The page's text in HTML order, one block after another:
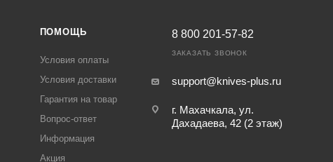
ПОМОЩЬ
Условия оплаты
Условия доставки
Гарантия на товар
Вопрос-ответ
Информация
Акция
8 800 201-57-82
ЗАКАЗАТЬ ЗВОНОК
support@knives-plus.ru
г. Махачкала, ул.
Дахадаева, 42 (2 этаж)